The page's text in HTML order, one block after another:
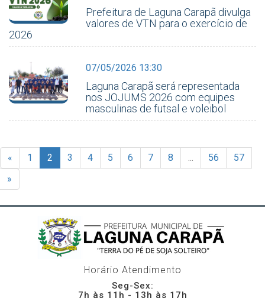
Prefeitura de Laguna Carapã divulga
valores de VTN para o exercício de
2026
07/05/2026 13:30
Laguna Carapã será representada
nos JOJUMS 2026 com equipes
masculinas de futsal e voleibol
« 1 2 3 4 5 6 7 8 56
57
»
Horário Atendimento
Seg-Sex:
7h às 11h - 13h às 17h